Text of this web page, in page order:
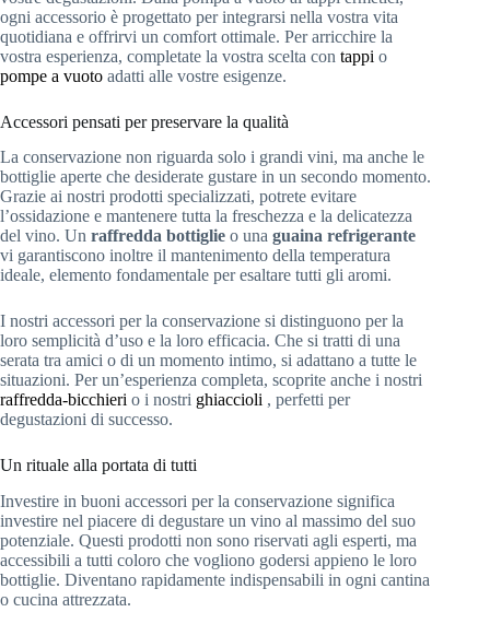
ogni accessorio è progettato per integrarsi nella vostra vita
quotidiana e offrirvi un comfort ottimale. Per arricchire la
vostra esperienza, completate la vostra scelta con tappi o
pompe a vuoto adatti alle vostre esigenze.
Accessori pensati per preservare la qualità
La conservazione non riguarda solo i grandi vini, ma anche le
bottiglie aperte che desiderate gustare in un secondo momento.
Grazie ai nostri prodotti specializzati, potrete evitare
l’ossidazione e mantenere tutta la freschezza e la delicatezza
del vino. Un raffredda bottiglie o una guaina refrigerante
vi garantiscono inoltre il mantenimento della temperatura
ideale, elemento fondamentale per esaltare tutti gli aromi.
I nostri accessori per la conservazione si distinguono per la
loro semplicità d’uso e la loro efficacia. Che si tratti di una
serata tra amici o di un momento intimo, si adattano a tutte le
situazioni. Per un’esperienza completa, scoprite anche i nostri
raffredda-bicchieri o i nostri ghiaccioli , perfetti per
degustazioni di successo.
Un rituale alla portata di tutti
Investire in buoni accessori per la conservazione significa
investire nel piacere di degustare un vino al massimo del suo
potenziale. Questi prodotti non sono riservati agli esperti, ma
accessibili a tutti coloro che vogliono godersi appieno le loro
bottiglie. Diventano rapidamente indispensabili in ogni cantina
o cucina attrezzata.